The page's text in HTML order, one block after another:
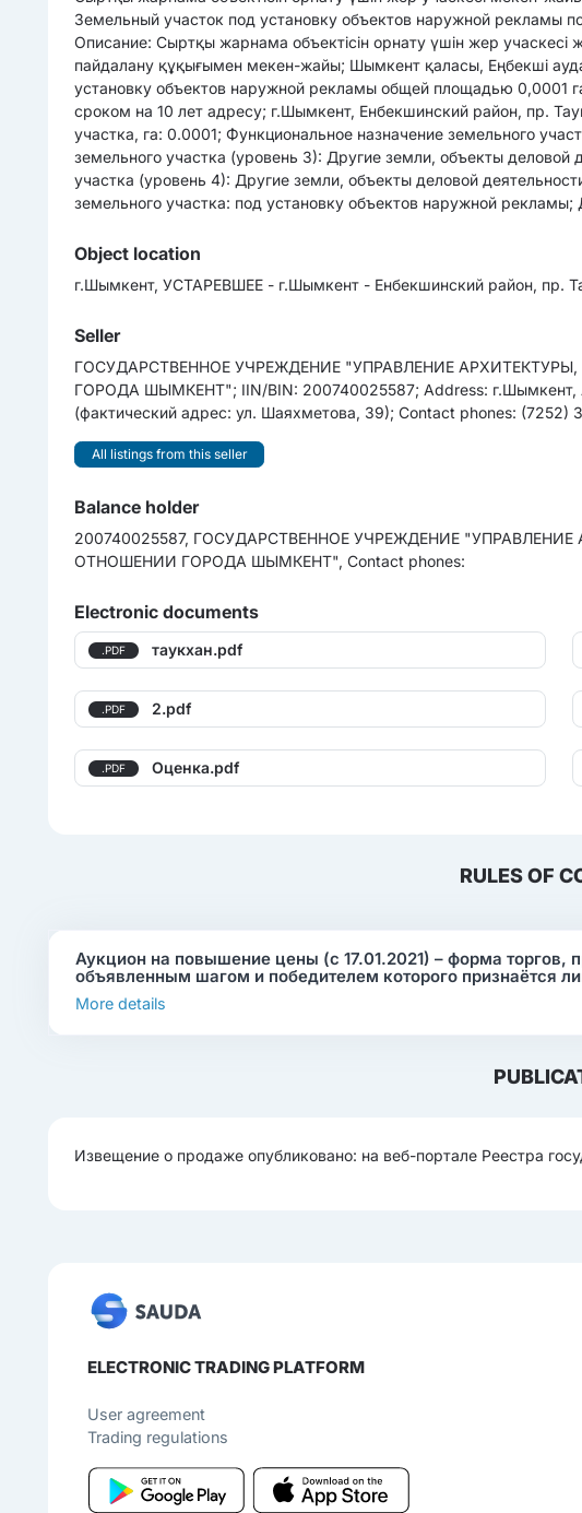
Земельный участок под установку объектов наружной рекламы
Описание: Сыртқы жарнама объектісін орнату үшін жер
пайдалану құқығымен мекен-жайы; Шымкент қаласы, Еңбекші
установку объектов наружной рекламы общей площадью 0,0001
сроком на 10 лет адресу; г.Шымкент, Енбекшинский район, пр.
участка, га: 0.0001; Функциональное назначение земельного
земельного участка (уровень 3): Другие земли, объекты деловой
участка (уровень 4): Другие земли, объекты деловой
земельного участка: под установку объектов наружной
Object location
г.Шымкент, УСТАРЕВШЕЕ - г.Шымкент - Енбекшинский район, пр.
Seller
ГОСУДАРСТВЕННОЕ УЧРЕЖДЕНИЕ "УПРАВЛЕНИЕ
ГОРОДА ШЫМКЕНТ"; IIN/BIN: 200740025587; Address: г.Шымкент,
(фактический адрес: ул. Шаяхметова, 39); Contact phones: (7252)
All listings from this seller
Balance holder
200740025587, ГОСУДАРСТВЕННОЕ УЧРЕЖДЕНИЕ
ОТНОШЕНИИ ГОРОДА ШЫМКЕНТ", Contact phones:
Electronic documents
.PDF таукхан.pdf
.PDF 2.pdf
.PDF Оценка.pdf
RULES OF
Аукцион на повышение цены (с 17.01.2021) – форма торгов,
объявленным шагом и победителем которого признаётся
More details
Извещение о продаже опубликовано: на веб-портале Реестра
ELECTRONIC TRADING PLATFORM
User agreement
Trading regulations